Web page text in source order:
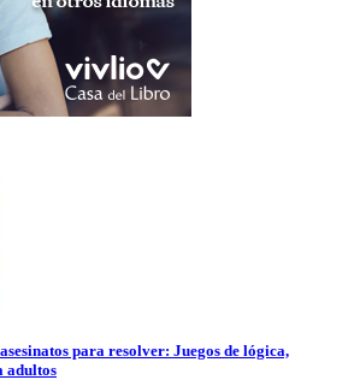
para resolver: Juegos de lógica,
adultos